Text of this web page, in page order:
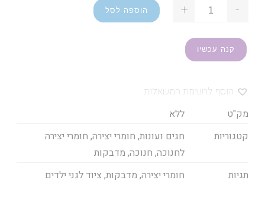
-
+ הוספה לסל
קנה עכשיו
הוסף לרשימת המשאלות
מק"ט
ללא
קטגוריות
חגים ועונות, חומרי יצירה, חומרי יצירה
לחנוכה, חנוכה, מדבקות
תגיות
חומרי יצירה, מדבקות, ציוד לגני ילדים